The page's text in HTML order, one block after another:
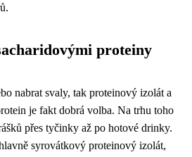
proteiny
nabrat svaly, tak proteinový izolát a
je fakt dobrá volba. Na trhu toho
přes tyčinky až po hotové drinky.
syrovátkový proteinový izolát,